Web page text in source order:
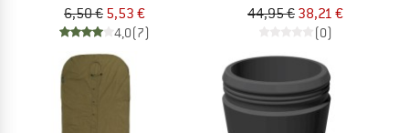
6,50 € 5,53 €
4,0(7)
44,95 € 38,21 €
(0)